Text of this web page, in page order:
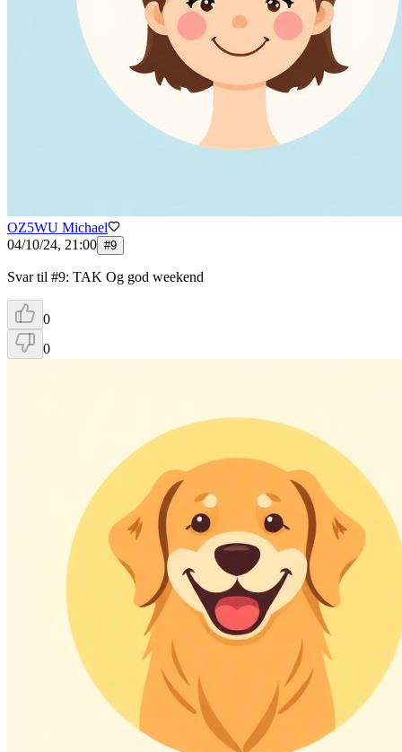
OZ5WU Michael
04/10/24, 21:00 #9
Svar til #9: TAK Og god weekend
0
0